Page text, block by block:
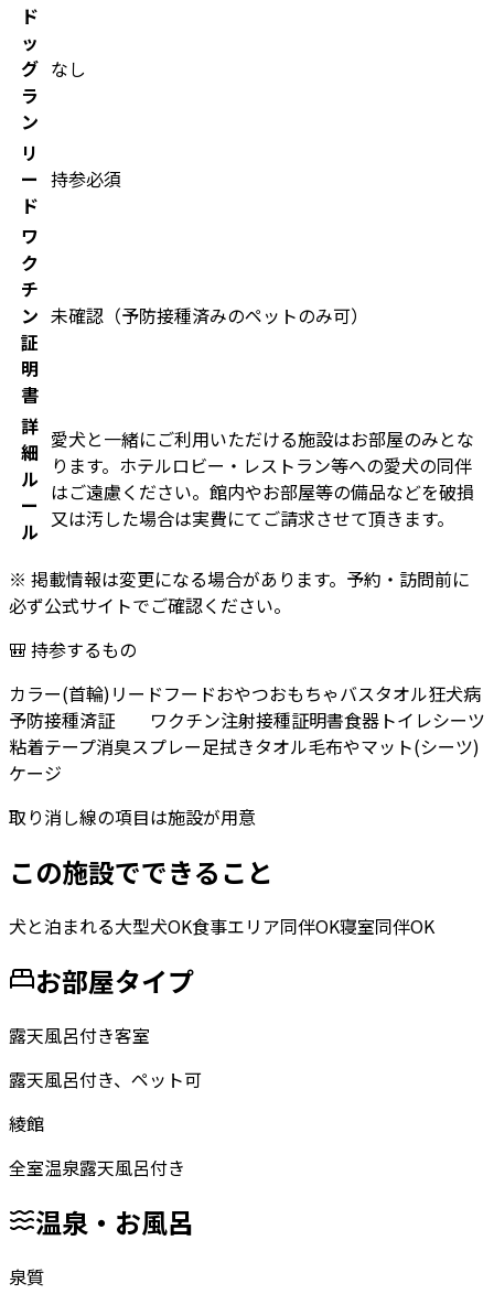
ド
ッ
グ
ラ
ン
なし
リ
ー
ド
持参必須
ワ
ク
チ
ン
証
明
書
未確認（予防接種済みのペットのみ可）
詳
細
ル
ー
ル
愛犬と一緒にご利用いただける施設はお部屋のみとな
ります。ホテルロビー・レストラン等への愛犬の同伴
はご遠慮ください。館内やお部屋等の備品などを破損
又は汚した場合は実費にてご請求させて頂きます。
※ 掲載情報は変更になる場合があります。予約・訪問前に
必ず公式サイトでご確認ください。
🎒 持参するもの
カラー(首輪)リードフードおやつおもちゃバスタオル狂犬病
予防接種済証 ワクチン注射接種証明書食器 トイレシーツ
粘着テープ消臭スプレー足拭きタオル毛布やマット(シーツ)
ケージ
取り消し線の項目は施設が用意
この施設でできること
犬と泊まれる大型犬OK食事エリア同伴OK寝室同伴OK
お部屋タイプ
露天風呂付き客室
露天風呂付き、ペット可
綾館
全室温泉露天風呂付き
温泉・お風呂
泉質